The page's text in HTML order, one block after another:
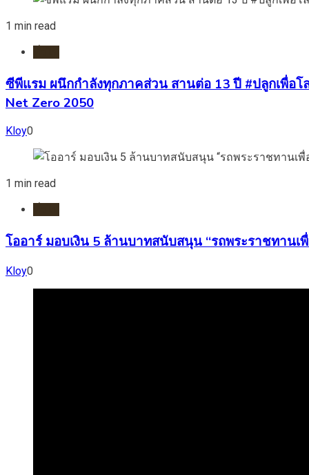
1 min read
ซีพีแรม ผนึกกำลังทุกภาคส่วน สานต่อ 13 ปี #ปลูกเพื่อ
Net Zero 2050
Kloy0
1 min read
โออาร์ มอบเงิน 5 ล้านบาทสนับสนุน “รถพระราชทานเ
Kloy0